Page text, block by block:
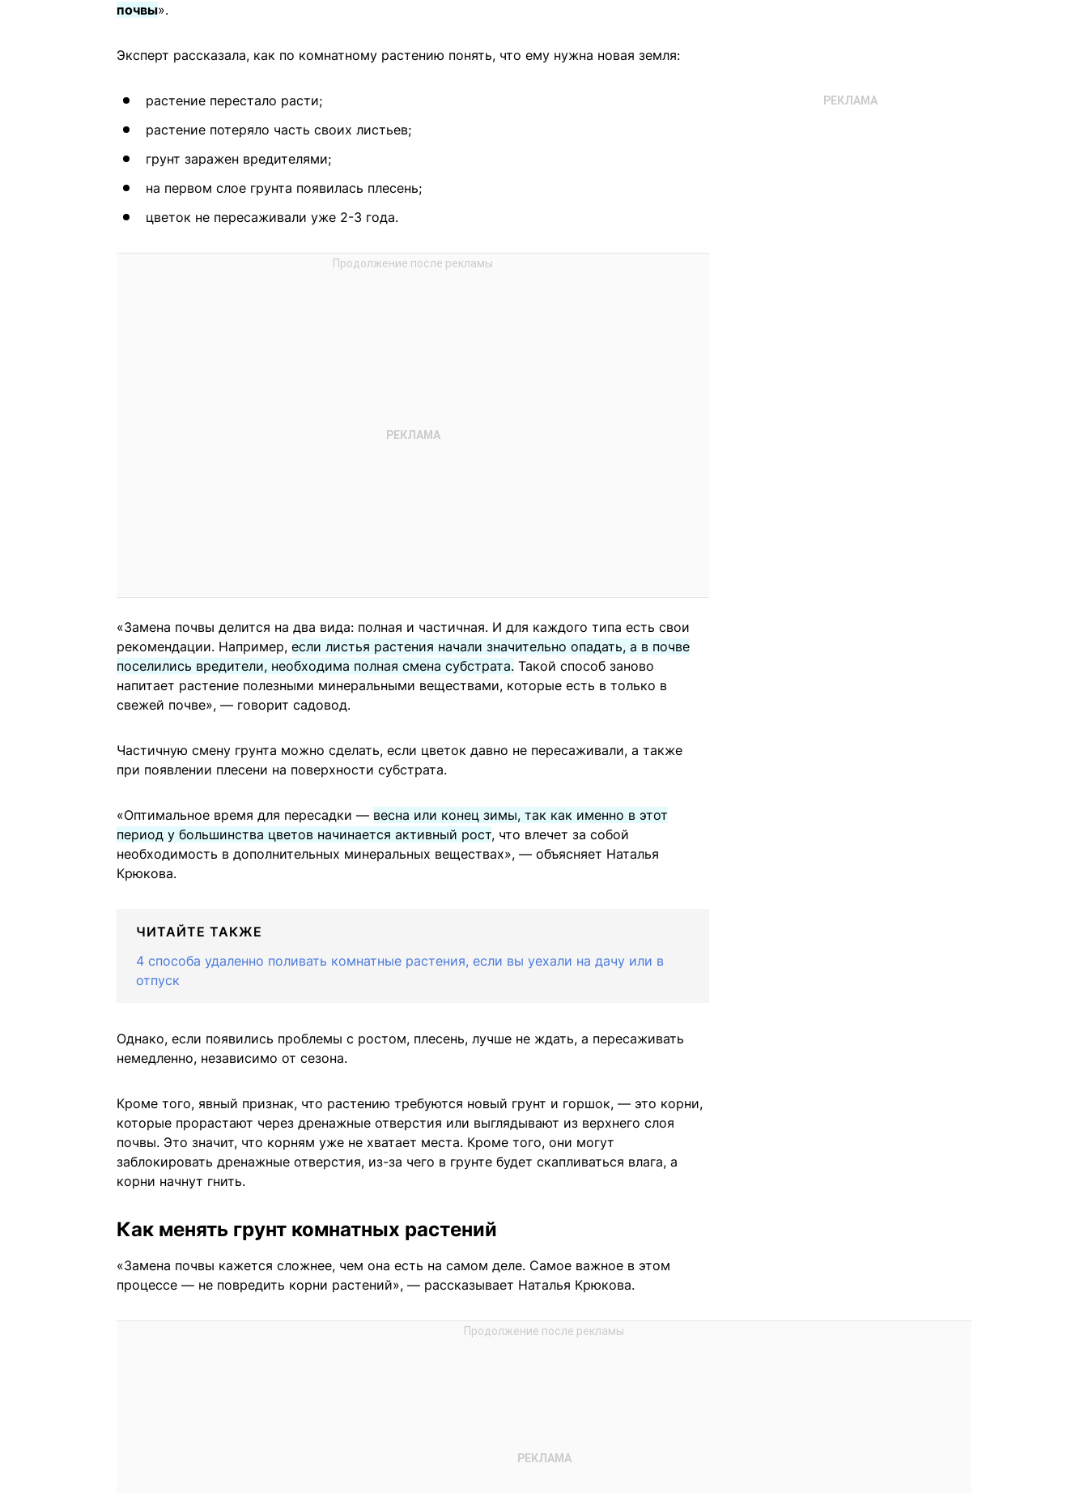
почвы».
Эксперт рассказала, как по комнатному растению понять, что ему нужна новая земля:
растение перестало расти;
растение потеряло часть своих листьев;
грунт заражен вредителями;
на первом слое грунта появилась плесень;
цветок не пересаживали уже 2-3 года.
«Замена почвы делится на два вида: полная и частичная. И для каждого типа есть свои
рекомендации. Например, если листья растения начали значительно опадать, а в почве
поселились вредители, необходима полная смена субстрата. Такой способ заново
напитает растение полезными минеральными веществами, которые есть в только в
свежей почве», — говорит садовод.
Частичную смену грунта можно сделать, если цветок давно не пересаживали, а также
при появлении плесени на поверхности субстрата.
«Оптимальное время для пересадки — весна или конец зимы, так как именно в этот
период у большинства цветов начинается активный рост, что влечет за собой
необходимость в дополнительных минеральных веществах», — объясняет Наталья
Крюкова.
ЧИТАЙТЕ ТАКЖЕ
4 способа удаленно поливать комнатные растения, если вы уехали на дачу или в
отпуск
Однако, если появились проблемы с ростом, плесень, лучше не ждать, а пересаживать
немедленно, независимо от сезона.
Кроме того, явный признак, что растению требуются новый грунт и горшок, — это корни,
которые прорастают через дренажные отверстия или выглядывают из верхнего слоя
почвы. Это значит, что корням уже не хватает места. Кроме того, они могут
заблокировать дренажные отверстия, из-за чего в грунте будет скапливаться влага, а
корни начнут гнить.
Как менять грунт комнатных растений
«Замена почвы кажется сложнее, чем она есть на самом деле. Самое важное в этом
процессе — не повредить корни растений», — рассказывает Наталья Крюкова.